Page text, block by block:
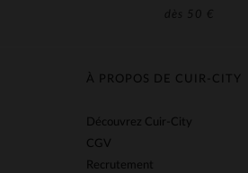
dès 50 €
À PROPOS DE CUIR-CITY
Découvrez Cuir-City
CGV
Recrutement